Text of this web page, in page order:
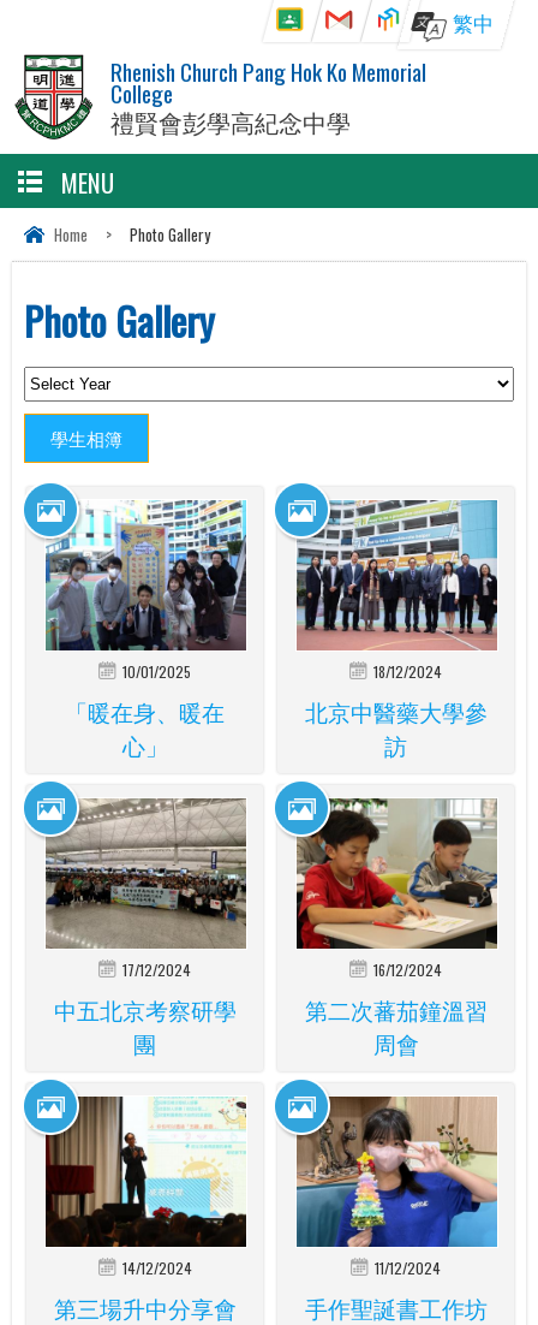
Rhenish Church Pang Hok Ko Memorial
College
禮賢會彭學高紀念中學
繁中
MENU
Home > Photo Gallery
Photo Gallery
學生相簿
10/01/2025
「暖在身、暖在
心」
18/12/2024
北京中醫藥大學參
訪
17/12/2024
中五北京考察研學
團
16/12/2024
第二次蕃茄鐘溫習
周會
14/12/2024
第三場升中分享會
11/12/2024
手作聖誕書工作坊